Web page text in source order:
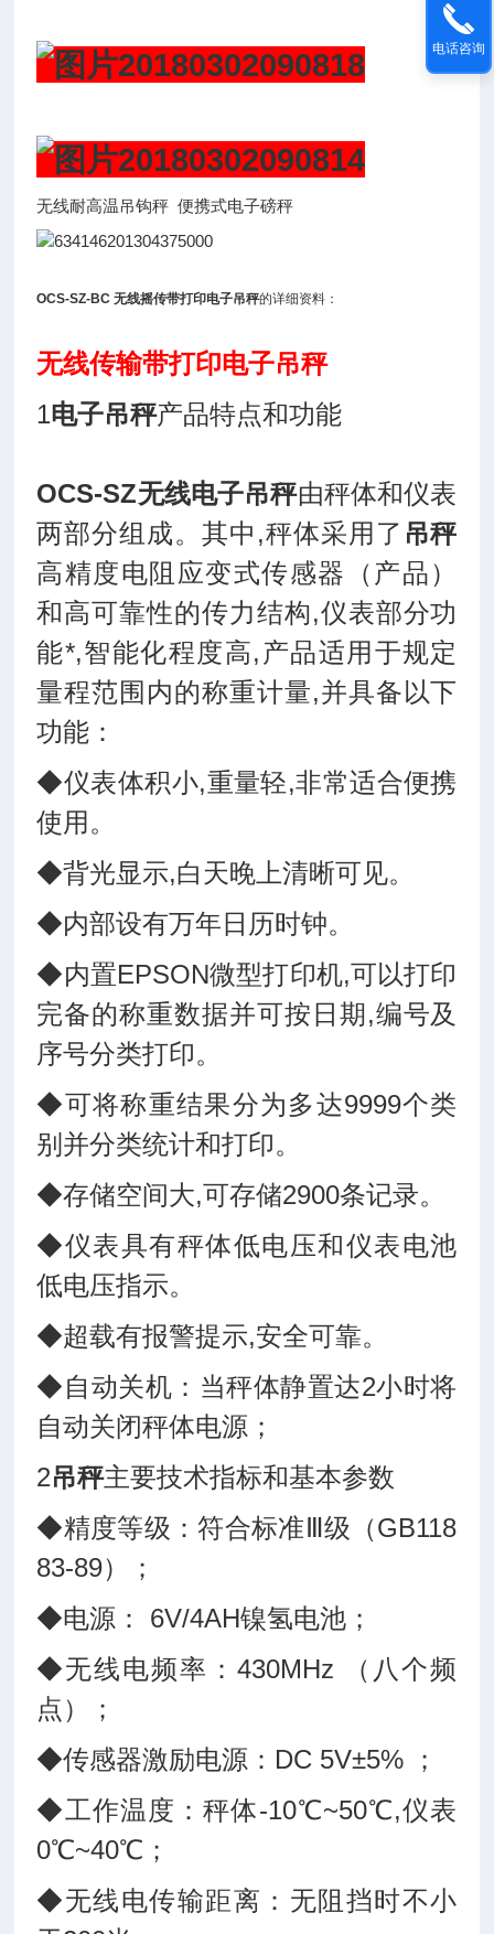
无线耐高温吊钩秤 便携式电子磅秤
OCS-SZ-BC 无线摇传带打印电子吊秤的详细资料：
无线传输带打印电子吊秤
1电子吊秤产品特点和功能
OCS-SZ无线电子吊秤由秤体和仪表
两部分组成。其中,秤体采用了 吊秤
高精度电阻应变式传感器（产品）
和高可靠性的传力结构,仪表部分功
能*,智能化程度高,产品适用于规定
量程范围内的称重计量,并具备以下
功能：
◆仪表体积小,重量轻,非常适合便携
使用。
◆背光显示,白天晚上清晰可见。
◆内部设有万年日历时钟。
◆内置EPSON微型打印机,可以打印
完备的称重数据并可按日期,编号及
序号分类打印。
◆可将称重结果分为多达9999个类
别并分类统计和打印。
◆存储空间大,可存储2900条记录。
◆仪表具有秤体低电压和仪表电池
低电压指示。
◆超载有报警提示,安全可靠。
◆自动关机：当秤体静置达2小时将
自动关闭秤体电源；
2吊秤主要技术指标和基本参数
◆精度等级：符合标准Ⅲ级（GB118
83-89）；
◆电源： 6V/4AH镍氢电池；
◆无线电频率：430MHz （八个频
点）；
◆传感器激励电源：DC 5V±5% ；
◆工作温度：秤体-10℃~50℃,仪表
0℃~40℃；
◆无线电传输距离：无阻挡时不小
电话咨询